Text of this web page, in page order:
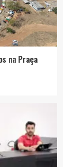
na Praça